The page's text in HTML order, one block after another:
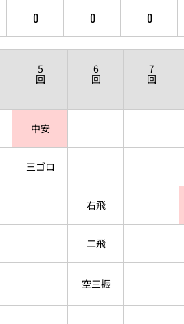
0 0 0
5
回
6
回
7
回
中安
三ゴロ
右飛
二飛
空三振